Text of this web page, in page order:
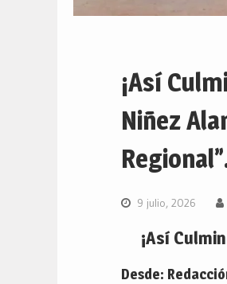
¡Así
Niñez
9 julio, 2026
¡Así
Desde: